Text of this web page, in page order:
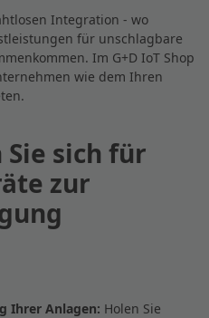
Integration - wo
für unschlagbare
Im G+D IoT Shop
wie dem Ihren
sich für
zur
Ihrer Anlagen: Holen Sie